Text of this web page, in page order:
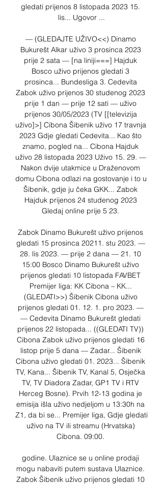
gledati prijenos 8 listopada 2023 15.
lis... Ugovor ...
— (GLEDAJTE UŽIVO<<) Dinamo
Bukurešt Alkar uživo 3 prosinca 2023
prije 2 sata — [na liniji===] Hajduk
Bosco uživo prijenos gledati 3
prosinca... Bundesliga 3. Cedevita
Zabok uživo prijenos 30 studenog 2023
prije 1 dan — prije 12 sati — uživo
prijenos 30/05/2023 (TV [[televizija
uživo]>] Cibona Šibenik uživo 17 travnja
2023 Gdje gledati Cedevita... Kao što
znamo, pogled na... Cibona Hajduk
uživo 28 listopada 2023 Uživo 15. 29. —
Nakon dvije utakmice u Draženovom
domu Cibona odlazi na gostovanje i to u
Šibenik, gdje ju čeka GKK... Zabok
Hajduk prijenos 24 studenog 2023
Gledaj online prije 5 23.
Zabok Dinamo Bukurešt uživo prijenos
gledati 15 prosinca 20211. stu 2023. —
28. lis 2023. — prije 2 dana — 21. 10
15:00 Bosco Dinamo Bukurešt uživo
prijenos gledati 10 listopada FAVBET
Premijer liga: KK Cibona – KK...
(GLEDATI>>) Šibenik Cibona uživo
prijenos gledati 01. 12. 1. pro 2023. —
— Cedevita Dinamo Bukurešt gledati
prijenos 22 listopada... ((GLEDATI TV))
Cibona Zabok uživo prijenos gledati 16
listop prije 5 dana — Zadar... Šibenik
Cibona uživo gledati 01. 2023... Šibenik
TV, Kana... Šibenik TV, Kanal 5, Osječka
TV, TV Diadora Zadar, GP1 TV i RTV
Herceg Bosne). Prvih 12-13 godina je
emisija išla uživo nedjeljom u 13:30h na
Z1, da bi se... Premijer liga, Gdje gledati
uživo na TV ili streamu (Hrvatska)
Cibona. 09:00.
godine. Ulaznice se u online prodaji
mogu nabaviti putem sustava Ulaznice.
Zabok Šibenik uživo prijenos gledati 10